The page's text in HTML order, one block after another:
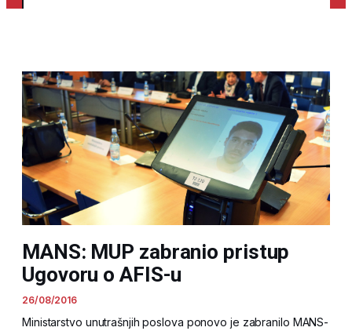
MANS: MUP zabranio pristup
Ugovoru o AFIS-u
26/08/2016
Ministarstvo unutrašnjih poslova ponovo je zabranilo MANS-